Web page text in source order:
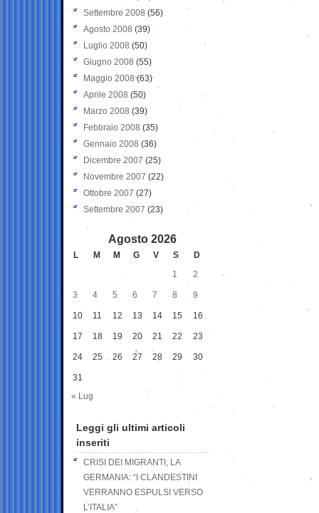
Settembre 2008 (56)
Agosto 2008 (39)
Luglio 2008 (50)
Giugno 2008 (55)
Maggio 2008(63)
Aprile 2008 (50)
Marzo 2008 (39)
Febbraio 2008 (35)
Gennaio 2008 (36)
Dicembre 2007 (25)
Novembre 2007 (22)
Ottobre 2007 (27)
Settembre 2007 (23)
Agosto 2026
L M M G V S
D
1
2
3 4 5 6 7 8 9
10 11 12 13 14 15 16
17 18 19 20 21 22 23
24 25 26 27 28 29 30
31
« Lug
Leggi gli ultimi articoli
inseriti
CRISI DEI MIGRANTI, LA
GERMANIA: “I CLANDESTINI
VERRANNO ESPULSI VERSO
L’ITALIA”